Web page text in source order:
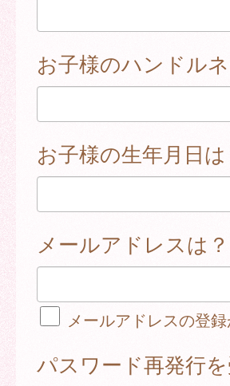
お子様のハンドル
お子様の生年月日
メールアドレスは？
メールアドレスの登
パスワード再発行